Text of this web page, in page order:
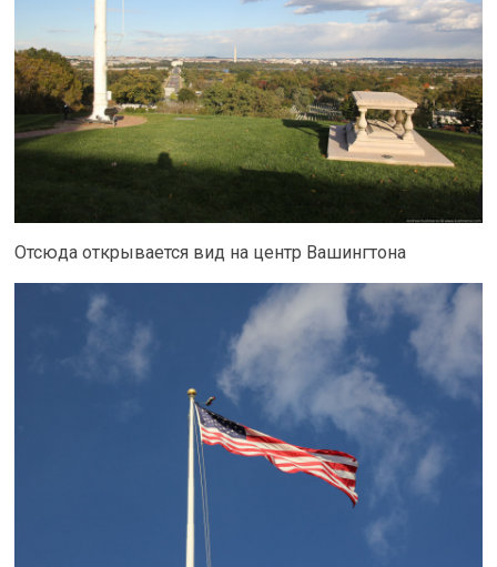
Отсюда открывается вид на центр Вашингтона